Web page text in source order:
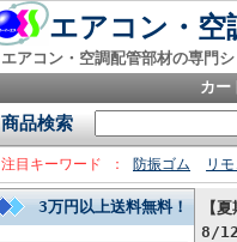
エアコン・空
エアコン・空調配管部材の専門
カー
商品検索
注目キーワード 防振ゴム リ
3万円以上送料無料！
【
8/12